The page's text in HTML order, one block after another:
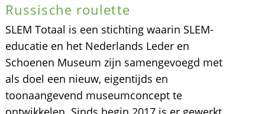
Russische roulette
SLEM Totaal is een stichting waarin SLEM-
educatie en het Nederlands Leder en
Schoenen Museum zijn samengevoegd met
als doel een nieuw, eigentijds en
toonaangevend museumconcept te